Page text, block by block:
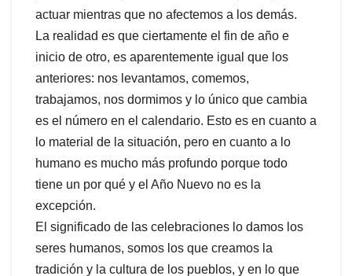
actuar mientras que no afectemos a los demás.
La realidad es que ciertamente el fin de año e
inicio de otro, es aparentemente igual que los
anteriores: nos levantamos, comemos,
trabajamos, nos dormimos y lo único que cambia
es el número en el calendario. Esto es en cuanto a
lo material de la situación, pero en cuanto a lo
humano es mucho más profundo porque todo
tiene un por qué y el Año Nuevo no es la
excepción.
El significado de las celebraciones lo damos los
seres humanos, somos los que creamos la
tradición y la cultura de los pueblos, y en lo que